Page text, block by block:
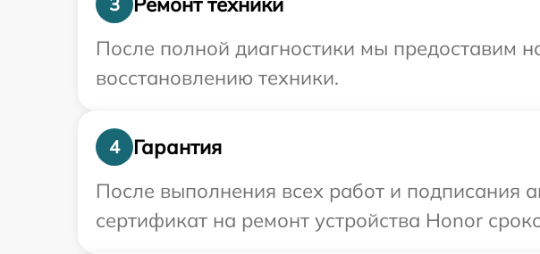
После полной диагностики мы предоставим
восстановлению техники.
4
Гарантия
После выполнения всех работ и
сертификат на ремонт устройства Honor